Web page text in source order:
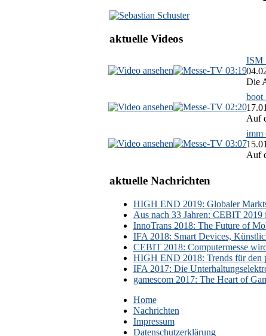
aktuelle Videos
03:19
ISM
Die
02:20
boot
Auf
03:07
imm
Auf
aktuelle Nachrichten
HIGH END 2019: Globaler
Aus nach 33 Jahren: CEBIT
InnoTrans 2018: The Future of
IFA 2018: Smart Devices,
CEBIT 2018: Computermesse
HIGH END 2018: Trends für den
IFA 2017: Die
gamescom 2017: The Heart of
Home
Nachrichten
Impressum
Datenschutzerklärung